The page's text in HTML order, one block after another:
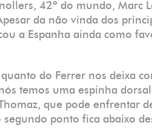
42º do mundo, Marc
da não vinda dos
a Espanha ainda como
do Ferrer nos deixa
temos uma espinha
que pode enfrentar
ponto fica abaixo